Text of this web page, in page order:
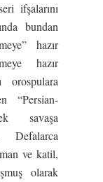
ifşalarını
bundan
hazır
hazır
“Persian-
savaşa
Defalarca
ve katil,
olarak